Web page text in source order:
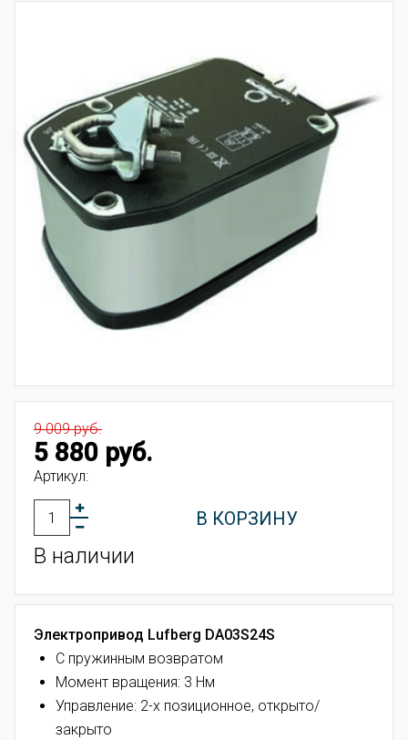
9 009 руб.
5 880 руб.
Артикул:
В КОРЗИНУ
В наличии
Электропривод Lufberg DA03S24S
С пружинным возвратом
Момент вращения: 3 Нм
Управление: 2-х позиционное, открыто/
закрыто